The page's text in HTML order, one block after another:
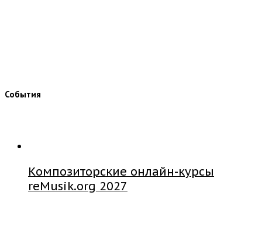
События
Композиторские онлайн-курсы
reMusik.org 2027